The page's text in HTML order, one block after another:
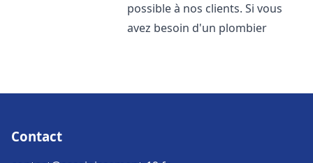
possible à nos clients. Si vous
avez besoin d'un plombier
Contact